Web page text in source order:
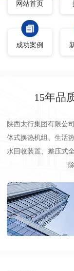
网站首页
成功案例
15年品
陕西太行集团有限公
体式换热机组、生活
水回收装置、差压式